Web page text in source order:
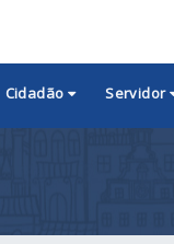
Cidadão Servidor